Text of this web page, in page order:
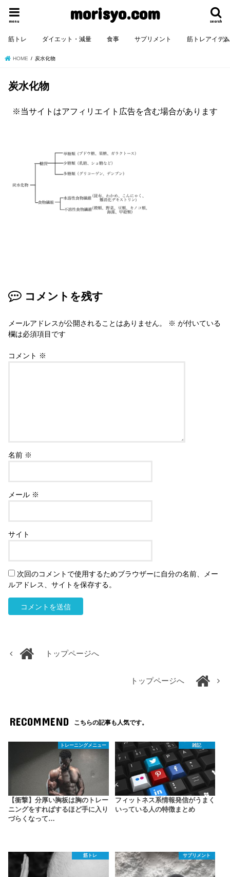
morisyo.com search
menu
筋トレ ダイエット・減量 食事 サプリメント 筋トレアイテム
HOME 炭水化物
炭水化物
※当サイトはアフィリエイト広告を含む場合があります
コメントを残す
メールアドレスが公開されることはありません。 ※ が付いている
欄は必須項目です
コメント ※
名前 ※
メール ※
サイト
次回のコメントで使用するためブラウザーに自分の名前、メー
ルアドレス、サイトを保存する。
トップページへ
トップページへ
RECOMMEND こちらの記事も人気です。
トレーニングメニュー
【衝撃】分厚い胸板は胸のトレー
ニングをすればするほど手に入り
づらくなって…
雑記
フィットネス系情報発信がうまく
いっている人の特徴まとめ
筋トレ サプリメント